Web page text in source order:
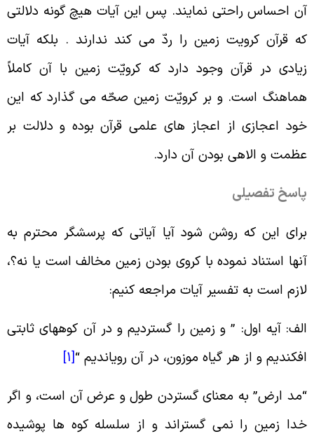
احساس راحتی نمایند. پس این آیات هیچ گونه دلالتی
قرآن کرویت زمین را ردّ می کند ندارند . بلکه آیات
در قرآن وجود دارد که کرویّت زمین با آن کاملاً
است. و بر کرویّت زمین صحّه می گذارد که این
اعجازی از اعجاز های علمی قرآن بوده و دلالت بر
و الاهی بودن آن دارد.
تفصیلی
این که روشن شود آیا آیاتی که پرسشگر محترم به
استناد نموده با کروی بودن زمین مخالف است یا نه؟،
است به تفسیر آیات مراجعه کنیم:
آیه اول: ” و زمین را گستردیم و در آن کوه‏هاى ثابتى
و از هر گیاه موزون، در آن رویاندیم“
مد ارض” به معناى گستردن طول و عرض آن است، و اگر
زمین را نمی گستراند و از سلسله‏ کوه ها پوشیده